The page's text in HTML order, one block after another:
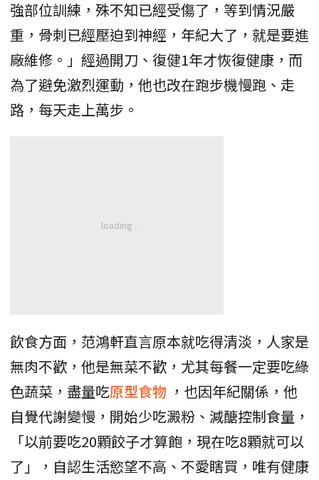
強部位訓練，殊不知已經受傷了，等到情況嚴
重，骨刺已經壓迫到神經，年紀大了，就是要進
廠維修。」經過開刀、復健1年才恢復健康，而
為了避免激烈運動，他也改在跑步機慢跑、走
路，每天走上萬步。
飲食方面，范鴻軒直言原本就吃得清淡，人家是
無肉不歡，他是無菜不歡，尤其每餐一定要吃綠
色蔬菜，盡量吃原型食物 ，也因年紀關係，他
自覺代謝變慢，開始少吃澱粉、減醣控制食量，
「以前要吃20顆餃子才算飽，現在吃8顆就可以
了」，自認生活慾望不高、不愛瞎買，唯有健康